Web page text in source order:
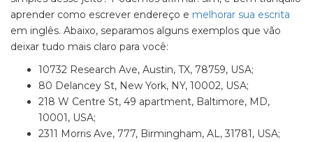
aprender como escrever endereço e melhorar sua escrita
em inglês. Abaixo, separamos alguns exemplos que vão
deixar tudo mais claro para você:
10732 Research Ave, Austin, TX, 78759, USA;
80 Delancey St, New York, NY, 10002, USA;
218 W Centre St, 49 apartment, Baltimore, MD,
10001, USA;
2311 Morris Ave, 777, Birmingham, AL, 31781, USA;